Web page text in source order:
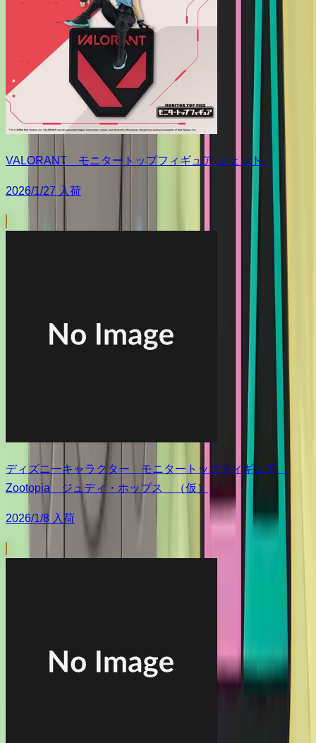
VALORANT モニタートップフィギュア-ジェット-
2026/1/27 入荷
ディズニーキャラクター モニタートップフィギュア
Zootopia ジュディ・ホップス （仮）
2026/1/8 入荷